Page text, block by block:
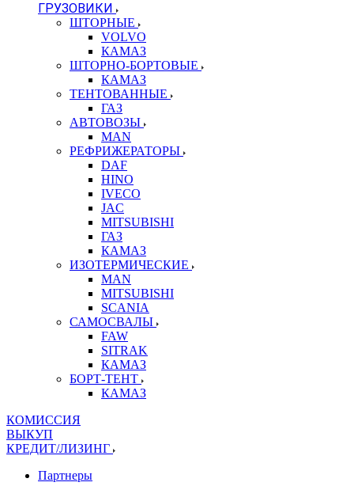
ГРУЗОВИКИ
ШТОРНЫЕ
VOLVO
КАМАЗ
ШТОРНО-БОРТОВЫЕ
КАМАЗ
ТЕНТОВАННЫЕ
ГАЗ
АВТОВОЗЫ
MAN
РЕФРИЖЕРАТОРЫ
DAF
HINO
IVECO
JAC
MITSUBISHI
ГАЗ
КАМАЗ
ИЗОТЕРМИЧЕСКИЕ
MAN
MITSUBISHI
SCANIA
САМОСВАЛЫ
FAW
SITRAK
КАМАЗ
БОРТ-ТЕНТ
КАМАЗ
КОМИССИЯ
ВЫКУП
КРЕДИТ/ЛИЗИНГ
Партнеры